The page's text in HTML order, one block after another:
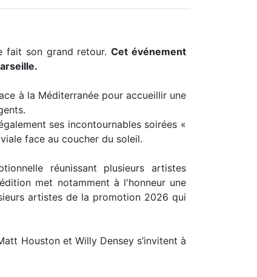
fait son grand retour.Cet événement
à la Méditerranée pour accueillir une
ses incontournables soirées «
face au coucher du soleil.
réunissant plusieurs artistes
met notamment à l'honneur une
artistes de la promotion 2026 qui
Houston et Willy Densey s’invitent à